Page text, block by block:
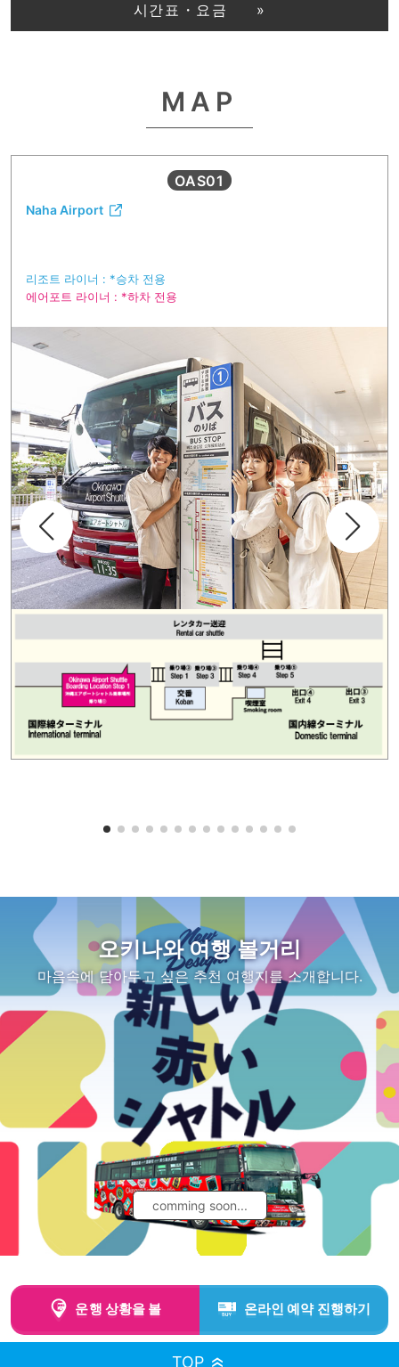
시간표・요금
MAP
OAS01
Naha Airport
리조트 라이너 : *승차 전용
에어포트 라이너 : *하차 전용
오키나와 여행 볼거리
마음속에 담아두고 싶은 추천 여행지를 소개합니다.
comming soon...
운행 상황을 볼 온라인 예약 진행하기
운행 상황을 볼 온라인 예약 진행하기
TOP